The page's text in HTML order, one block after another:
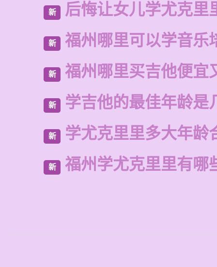
新 后悔让女儿学尤克里
新 福州哪里可以学音乐
新 福州哪里买吉他便宜
新 学吉他的最佳年龄是
新 学尤克里里多大年龄
新 福州学尤克里里有哪